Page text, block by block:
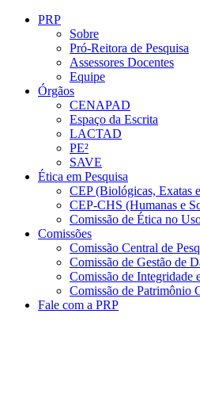
Conteúdo principal
PRP
Sobre
Pró-Reitora de Pesquisa
Assessores Docentes
Equipe
Órgãos
CENAPAD
Espaço da Escrita
LACTAD
PE²
SAVE
Ética em Pesquisa
CEP (Biológicas, Exatas
CEP-CHS (Humanas e
Comissão de Ética no
Comissões
Comissão Central de
Comissão de Gestão de
Comissão de Integridade
Comissão de Patrimônio
Fale com a PRP